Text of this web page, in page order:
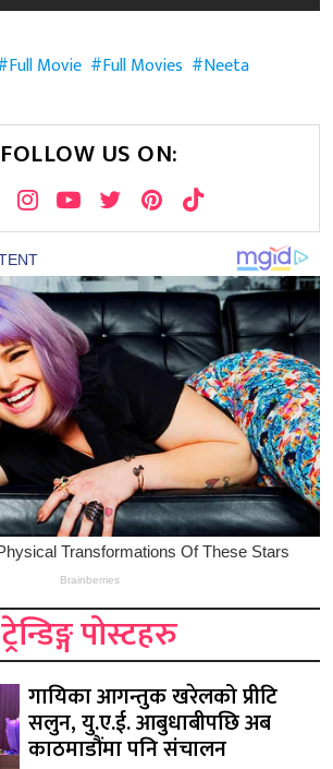
Full Movie Full Movies
Neeta
FOLLOW US ON:
ट्रेन्डिङ्ग पोस्टहरु
गायिका आगन्तुक खरेलको प्रीटि
सलुन, यु.ए.ई. आबुधाबीपछि अब
काठमाडौंमा पनि संचालन